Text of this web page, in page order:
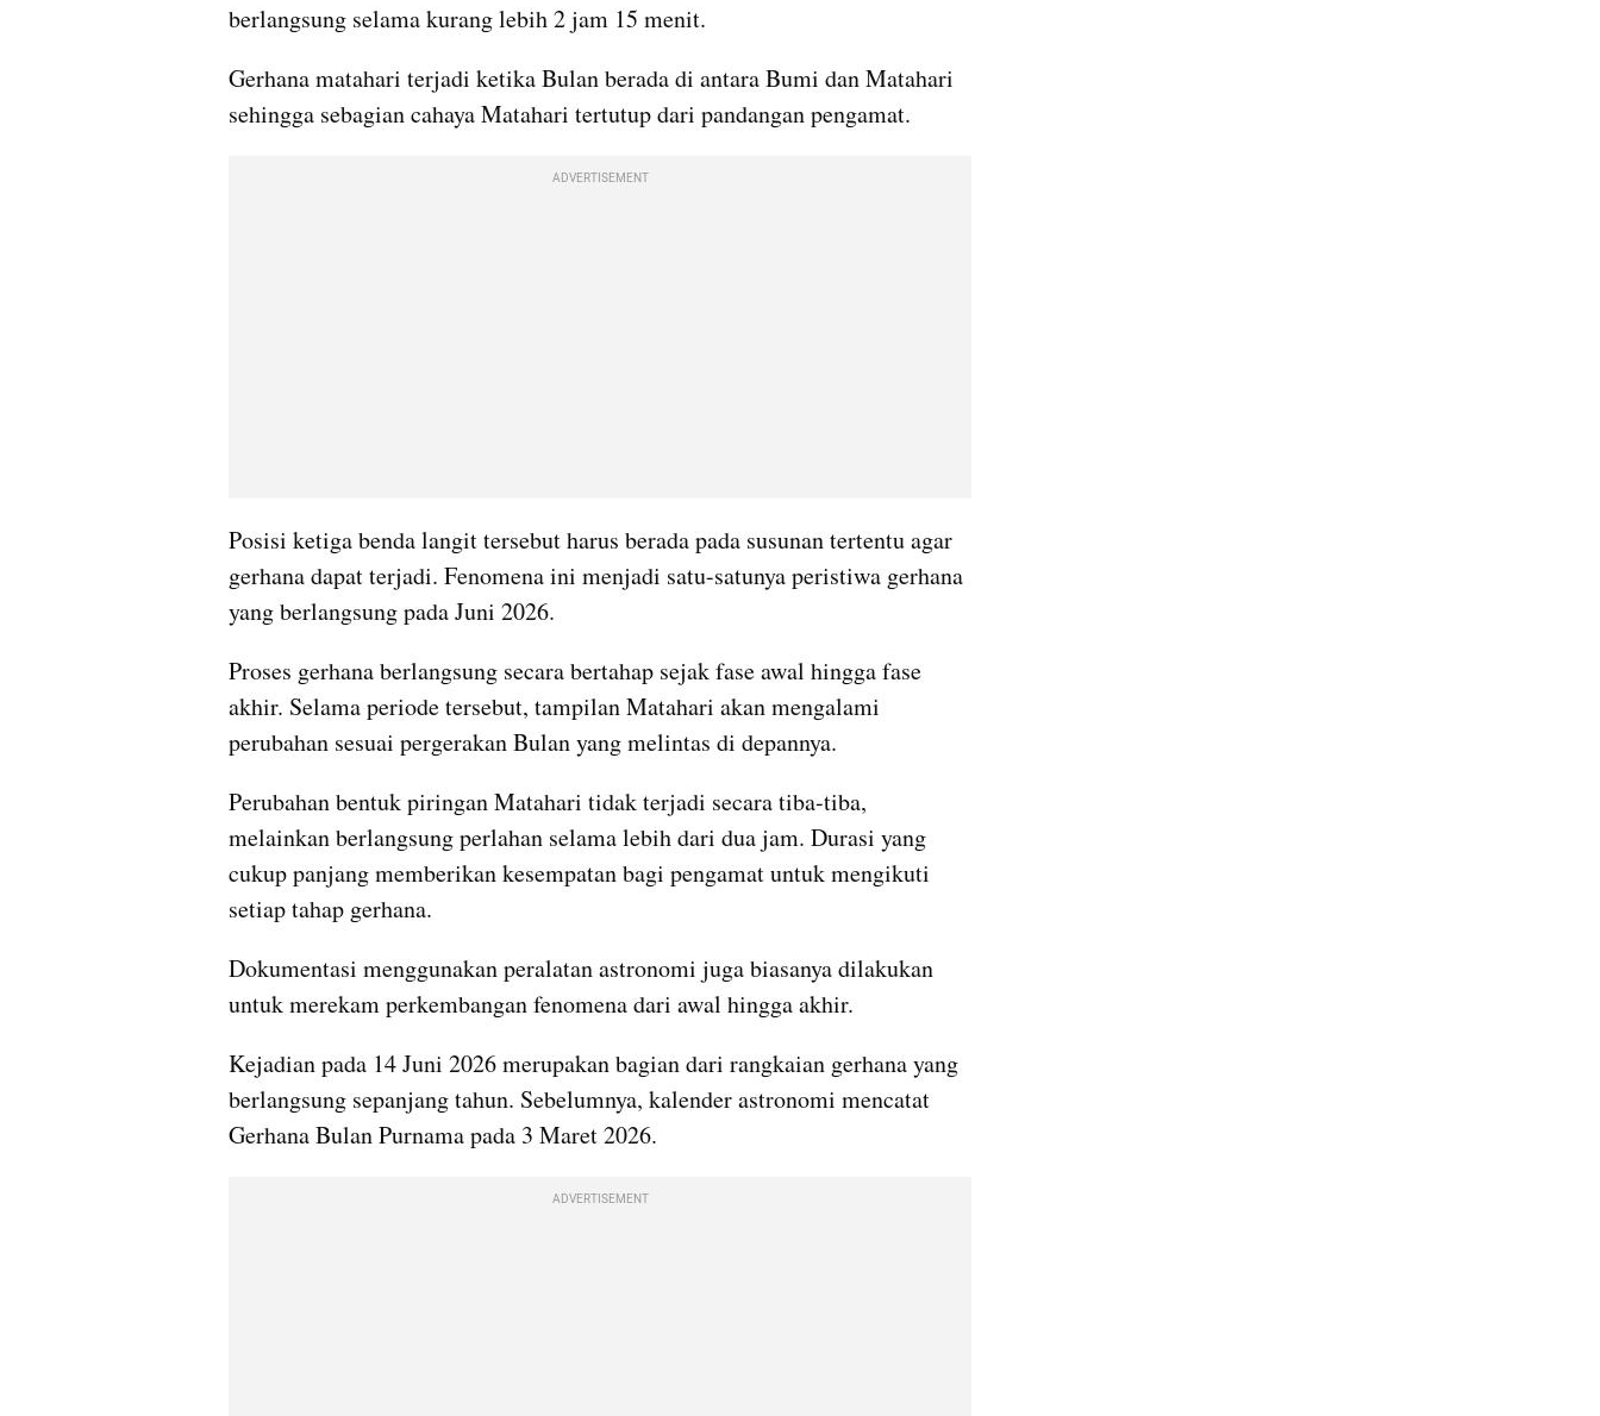
berlangsung selama kurang lebih 2 jam 15 menit.
Gerhana matahari terjadi ketika Bulan berada di antara Bumi dan Matahari
sehingga sebagian cahaya Matahari tertutup dari pandangan pengamat.
ADVERTISEMENT
Posisi ketiga benda langit tersebut harus berada pada susunan tertentu agar
gerhana dapat terjadi. Fenomena ini menjadi satu-satunya peristiwa gerhana
yang berlangsung pada Juni 2026.
Proses gerhana berlangsung secara bertahap sejak fase awal hingga fase
akhir. Selama periode tersebut, tampilan Matahari akan mengalami
perubahan sesuai pergerakan Bulan yang melintas di depannya.
Perubahan bentuk piringan Matahari tidak terjadi secara tiba-tiba,
melainkan berlangsung perlahan selama lebih dari dua jam. Durasi yang
cukup panjang memberikan kesempatan bagi pengamat untuk mengikuti
setiap tahap gerhana.
Dokumentasi menggunakan peralatan astronomi juga biasanya dilakukan
untuk merekam perkembangan fenomena dari awal hingga akhir.
Kejadian pada 14 Juni 2026 merupakan bagian dari rangkaian gerhana yang
berlangsung sepanjang tahun. Sebelumnya, kalender astronomi mencatat
Gerhana Bulan Purnama pada 3 Maret 2026.
ADVERTISEMENT